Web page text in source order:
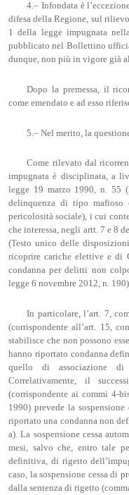
4.– Infondata è
difesa della Regione, sul
1 della legge impugnata
pubblicato nel Bollettino
dunque, non più in vigore già
Dopo la premessa, il
come emendato e ad esso
5.– Nel merito, la
Come rilevato dal
impugnata è disciplinata, a
legge 19 marzo 1990, n. 55
delinquenza di tipo
pericolosità sociale), i cui
che interessa, negli artt. 7 e 8
(Testo unico delle
ricoprire cariche elettive e di
condanna per delitti non
legge 6 novembre 2012, n.
In particolare, l’art. 7,
(corrispondente all’art. 15,
stabilisce che non possono
hanno riportato condanna
quello di associazione
Correlativamente, il
(corrispondente ai commi 4-
1990) prevede la
riportato una condanna non
a). La sospensione cessa
mesi, salvo che, entro tale
definitiva, di rigetto
caso, la sospensione cessa di
dalla sentenza di rigetto